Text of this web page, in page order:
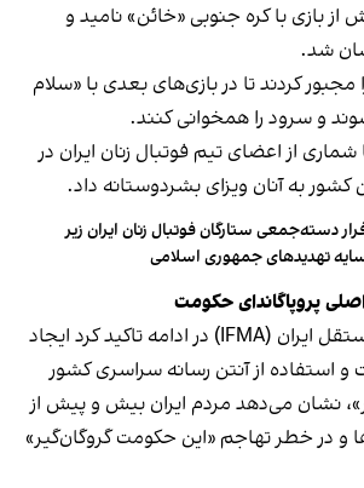
بازی با کره جنوبی «خائن» نامید و
شد.
مجبور کردند تا در بازی‌های بعدی با «سلام
و سرود را همخوانی کنند.
شماری از اعضای تیم فوتبال زنان ایران در
کشور به آنان ویزای بشردوستانه داد.
دسته‌جمعی ستارگان فوتبال زنان ایران زیر
تهدیدهای جمهوری اسلامی
پروپاگاندای حکومت
کانون فیلم‌سازان مستقل ایران (IFMA) در ادامه تاکید کرد ایجاد
از آنتن رسانه سراسری کشور
نشان می‌دهد مردم ایران بیش و پیش از
و در خطر تهاجم «این حکومت گروگان‌گیر»